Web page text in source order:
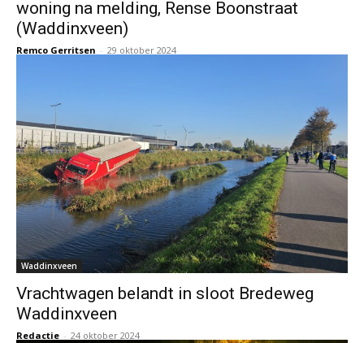
woning na melding, Rense Boonstraat
(Waddinxveen)
Remco Gerritsen - 29 oktober 2024
Waddinxveen
Vrachtwagen belandt in sloot Bredeweg
Waddinxveen
Redactie - 24 oktober 2024